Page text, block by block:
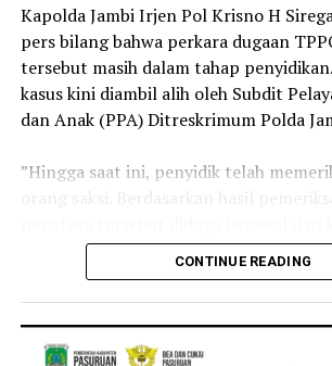
‎Kapolda Jambi Irjen Pol Krisno H
pers bilang bahwa perkara dugaan
tersebut masih dalam tahap
kasus kini diambil alih oleh Subdit
dan Anak (PPA) Ditreskrimum Polda
‎”Hingga saat ini, penyidik telah
tangga antara kedua orang tua korban
berujung pada dugaan penyerahan
lain dengan imbalan sejumlah uang,”
Krisno.
CONTINUE READING